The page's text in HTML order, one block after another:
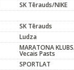
SK Tērauds/NIKE
SK Tērauds
Ludza
MARATONA
Vecais Pasts
SPORTLAT